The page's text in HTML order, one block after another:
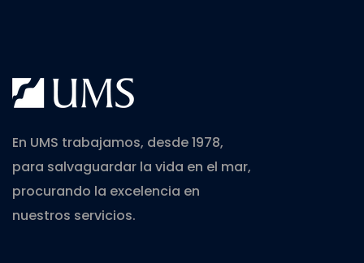
En UMS trabajamos, desde 1978,
para salvaguardar la vida en el mar,
procurando la excelencia en
nuestros servicios.